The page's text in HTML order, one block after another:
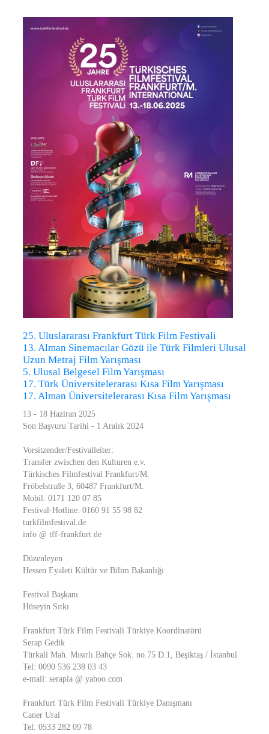
25. Uluslararası Frankfurt Türk Film Festivali
13. Alman Sinemacılar Gözü ile Türk Filmleri Ulusal
Uzun Metraj Film Yarışması
5. Ulusal Belgesel Film Yarışması
17. Türk Üniversitelerarası Kısa Film Yarışması
17. Alman Üniversitelerarası Kısa Film Yarışması
13 - 18 Haziran 2025
Son Başvuru Tarihi - 1 Aralık 2024
Vorsitzender/Festivalleiter:
Transfer zwischen den Kulturen e.v.
Türkisches Filmfestival Frankfurt/M.
Fröbelstraße 3, 60487 Frankfurt/M.
Mobil: 0171 120 07 85
Festival-Hotline: 0160 91 55 98 82
turkfilmfestival.de
info @ tff-frankfurt.de
Düzenleyen
Hessen Eyaleti Kültür ve Bilim Bakanlığı
Festival Başkanı
Hüseyin Sıtkı
Frankfurt Türk Film Festivali Türkiye Koordinatörü
Serap Gedik
Türkali Mah. Mısırlı Bahçe Sok. no.75 D.1, Beşiktaş / İstanbul
Tel: 0090 536 238 03 43
e-mail: serapla @ yahoo.com
Frankfurt Türk Film Festivali Türkiye Danışmanı
Caner Ural
Tel: 0533 282 09 78